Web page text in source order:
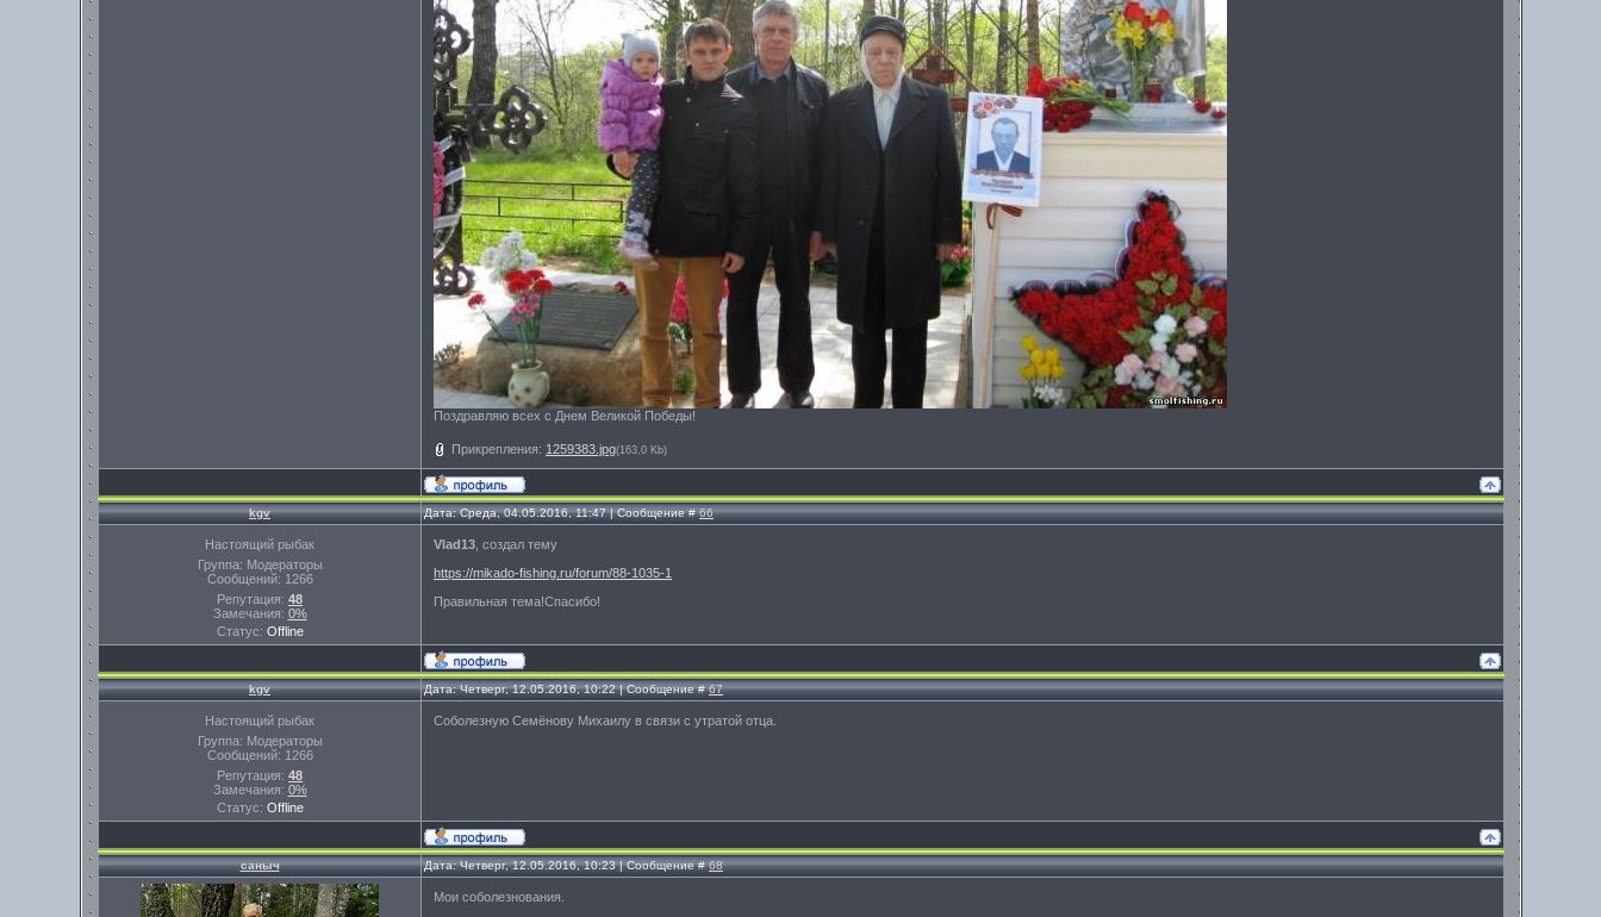
Поздравляю всех с Днем Великой Победы!
Прикрепления: 1259383.jpg(163.0 Kb)
kgv Дата: Среда, 04.05.2016, 11:47 | Сообщение #66
Настоящий рыбак
Группа: Модераторы
Сообщений: 1266
Репутация: 48
Замечания: 0%
Статус: Offline
Vlad13 , создал тему
https://mikado-fishing.ru/forum/88-1035-1
Правильная тема!Спасибо!
kgv Дата: Четверг, 12.05.2016, 10:22 | Сообщение #67
Настоящий рыбак
Группа: Модераторы
Сообщений: 1266
Репутация: 48
Замечания: 0%
Статус: Offline
Соболезную Семёнову Михаилу в связи с утратой отца.
саныч Дата: Четверг, 12.05.2016, 10:23 | Сообщение #68
Мои соболезнования.